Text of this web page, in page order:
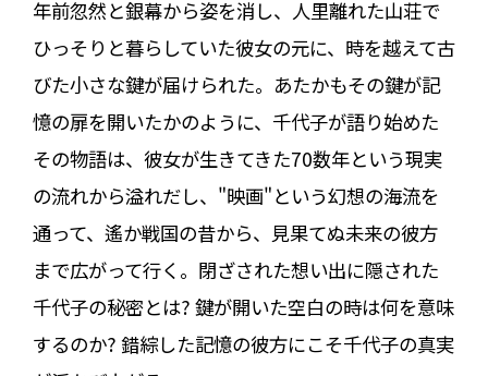
年前忽然と銀幕から姿を消し、人里離れた山荘で
ひっそりと暮らしていた彼女の元に、時を越えて古
びた小さな鍵が届けられた。あたかもその鍵が記
憶の扉を開いたかのように、千代子が語り始めた
その物語は、彼女が生きてきた70数年という現実
の流れから溢れだし、"映画"という幻想の海流を
通って、遙か戦国の昔から、見果てぬ未来の彼方
まで広がって行く。閉ざされた想い出に隠された
千代子の秘密とは? 鍵が開いた空白の時は何を意味
するのか? 錯綜した記憶の彼方にこそ千代子の真実